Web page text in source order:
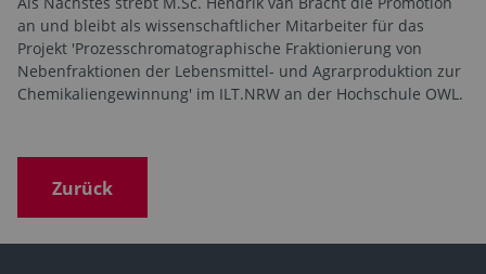
an und bleibt als wissenschaftlicher Mitarbeiter für das
Projekt 'Prozesschromatographische Fraktionierung von
Nebenfraktionen der Lebensmittel- und Agrarproduktion zur
Chemikaliengewinnung' im ILT.NRW an der Hochschule OWL.
Zurück